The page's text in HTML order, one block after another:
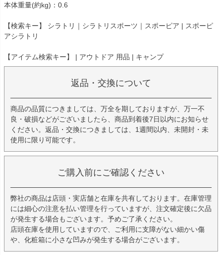
本体重量(約kg)：0.6
【検索キー】 シラトリ｜シラトリスポーツ｜スポーピア | スポーピ
アシラトリ
【アイテム検索キー】 | アウトドア 用品 | キャンプ
返品・交換について
商品の品質につきましては、万全を期しておりますが、万一不
良・破損などがございましたら、商品到着後7日以内にお知らせ
ください。返品・交換につきましては、1週間以内、未開封・未
使用に限り可能です。
ご購入前にご確認ください
弊社の商品は店頭・実店舗と在庫を共有しております。在庫管理
には細心の注意を払い管理を行っていますが、注文確定後に欠品
が発生する場合もございます。予めご了承ください。
店頭在庫を使用していますので、ご利用に支障がない細かい傷
や、化粧箱に小さな凹みが発生する場合がございます。